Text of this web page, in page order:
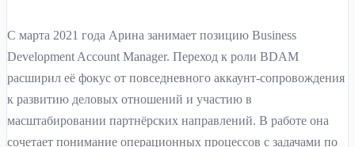
С марта 2021 года Арина занимает позицию Business
Development Account Manager. Переход к роли BDAM
расширил её фокус от повседневного аккаунт-сопровождения
к развитию деловых отношений и участию в
масштабировании партнёрских направлений. В работе она
сочетает понимание операционных процессов с задачами по